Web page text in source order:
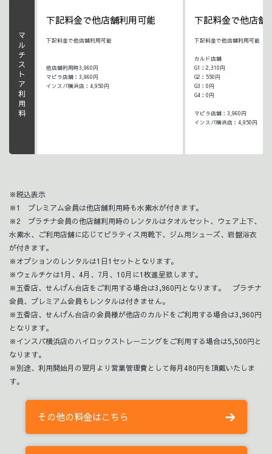
マルチストア利用料
下記料金で他店舗利用可能
下記料金で他店舗利用可能
他店舗利用時3,960円
マピラ店舗：3,960円
インスパ横浜店：4,950円
下記料金で他店舗
下記料金で他店舗利用可能
カルド店舗
G1：2,310円
G2：550円
G3：0円
G4：0円
マピラ店舗：3,960円
インスパ横浜店：4,950円
※税込表示
※1 プレミアム会員は他店舗利用時も水素水が付きます。
※2 プラチナ会員の他店舗利用時のレンタルはタオルセット、ウェア上下、
水素水、ご利用店舗に応じてピラティス用靴下、ジム用シューズ、岩盤浴衣
が付きます。
※オプションのレンタルは1日1セットとなります。
※ウェルチケは1月、4月、7月、10月に1枚進呈致します。
※五香店、せんげん台店をご利用する場合は3,960円となります。 プラチナ
会員、プレミアム会員もレンタルは付きません。
※五香店、せんげん台店の会員様が他店のカルドをご利用する場合は3,960円
となります。
※インスパ横浜店のハイロックストレーニングをご利用する場合は5,500円と
なります。
※別途、利用開始月の翌月より営業管理費として毎月480円を頂戴いたしま
す。
その他の料金はこちら